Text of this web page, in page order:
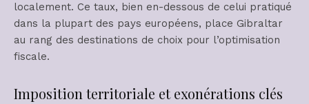
localement. Ce taux, bien en-dessous de celui pratiqué
dans la plupart des pays européens, place Gibraltar
au rang des destinations de choix pour l’optimisation
fiscale.
Imposition territoriale et exonérations clés